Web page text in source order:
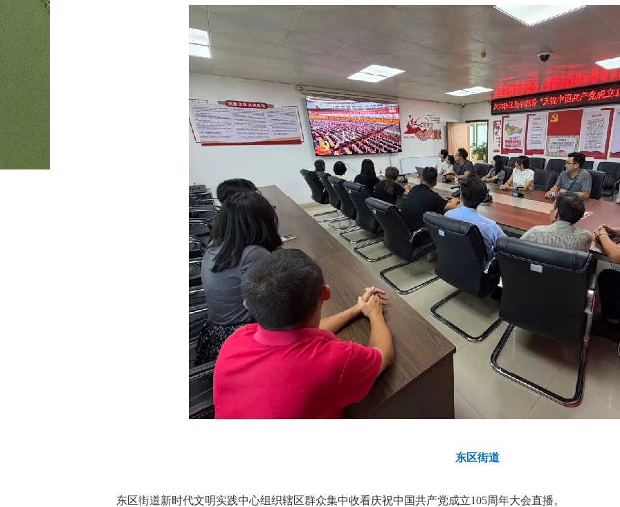
东区街道
东区街道新时代文明实践中心组织辖区群众集中收看庆祝中国共产党成立105周年大会直播。